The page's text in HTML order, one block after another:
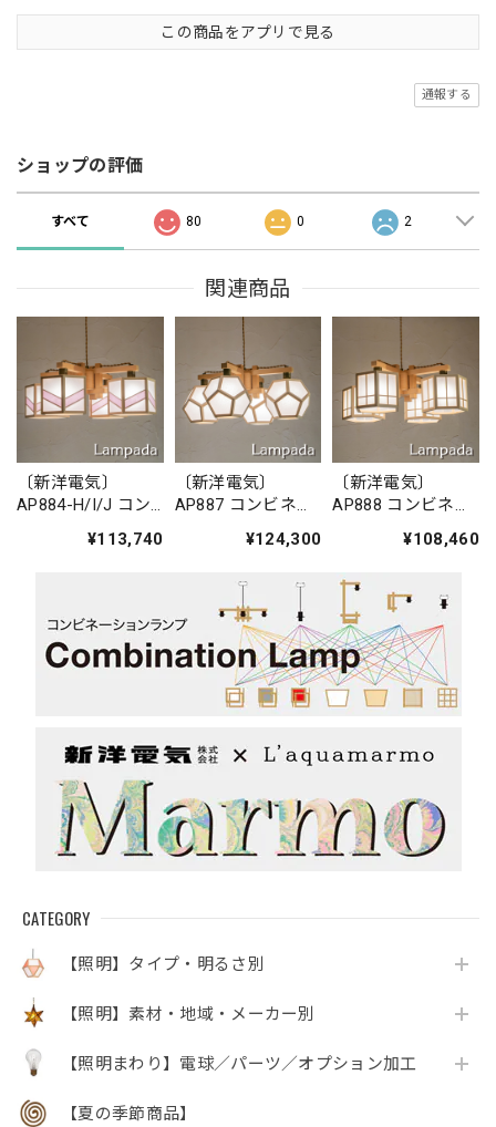
CATEGORY
【照明】タイプ・明るさ別
【照明】素材・地域・メーカー別
【照明まわり】電球／パーツ／オプション加工
【夏の季節商品】
この商品をアプリで見る
通報する
ショップの評価
すべて 80 0 2
関連商品
〔新洋電気〕
AP884-H/I/J コン
プ／シャンデリ
¥113,740
〔新洋電気〕
AP887 コンビネー
ャンデリア 求
¥124,300
〔新洋電気〕
AP888 コンビネー
ャンデリア 柚
yuu
¥108,460